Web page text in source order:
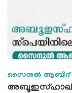
സൈനുൽ ആബിദ്
അബൂഇസ്ഹാഖ്